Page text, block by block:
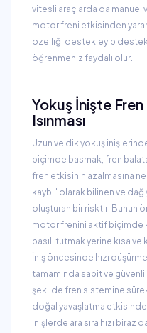
vitesli araçlarda da
motor freni etkisinden
özelliği destekleyip
öğrenmeniz faydalı olur.
Yokuş İnişte Fren
Isınması
Uzun ve dik yokuş
biçimde basmak, fren
fren etkisinin azalmasına
kaybı" olarak bilinen ve
oluşturan bir risktir. Bunun
motor frenini aktif biçimde
basılı tutmak yerine kısa
İniş öncesinde hızı
tamamında sabit ve
şekilde fren sistemine
doğal yavaşlatma
inişlerde ara sıra hızı biraz